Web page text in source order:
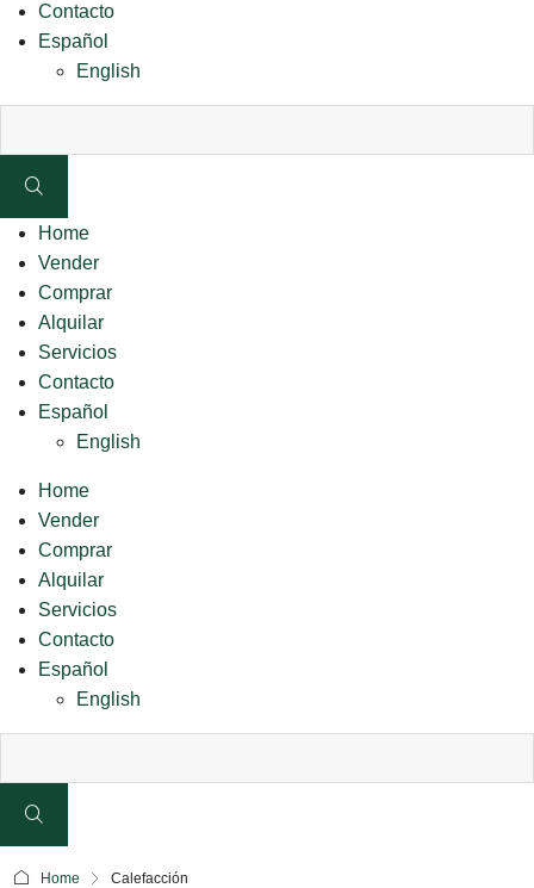
Contacto
Español
English
Home
Vender
Comprar
Alquilar
Servicios
Contacto
Español
English
Home
Vender
Comprar
Alquilar
Servicios
Contacto
Español
English
Home Calefacción